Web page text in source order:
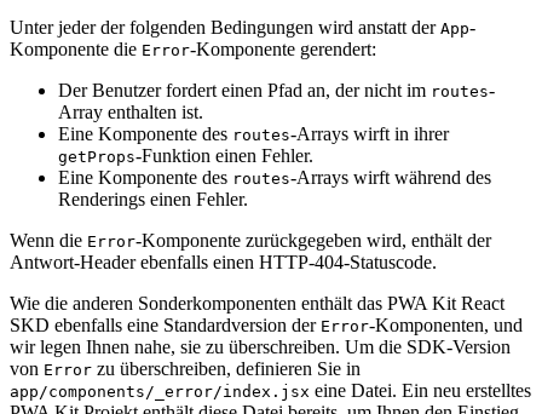
Unter jeder der folgenden Bedingungen wird anstatt der App-
Komponente die Error-Komponente gerendert:
Der Benutzer fordert einen Pfad an, der nicht im routes-
Array enthalten ist.
Eine Komponente des routes-Arrays wirft in ihrer
getProps-Funktion einen Fehler.
Eine Komponente des routes-Arrays wirft während des
Renderings einen Fehler.
Wenn die Error-Komponente zurückgegeben wird, enthält der
Antwort-Header ebenfalls einen HTTP-404-Statuscode.
Wie die anderen Sonderkomponenten enthält das PWA Kit React
SKD ebenfalls eine Standardversion der Error-Komponenten, und
wir legen Ihnen nahe, sie zu überschreiben. Um die SDK-Version
von Error zu überschreiben, definieren Sie in
app/components/_error/index.jsx eine Datei. Ein neu erstelltes